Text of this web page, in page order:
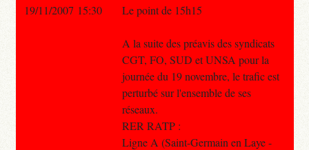
19/11/2007 15:30 Le point de 15h15
A la suite des préavis des syndicats
CGT, FO, SUD et UNSA pour la
journée du 19 novembre, le trafic est
perturbé sur l'ensemble de ses
réseaux.
RER RATP :
Ligne A (Saint-Germain en Laye -